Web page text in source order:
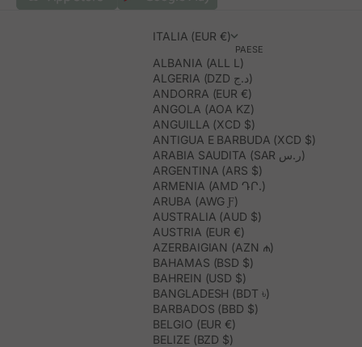
ITALIA (EUR €)
PAESE
ALBANIA (ALL L)
ALGERIA (DZD د.ج)
ANDORRA (EUR €)
ANGOLA (AOA KZ)
ANGUILLA (XCD $)
ANTIGUA E BARBUDA (XCD $)
ARABIA SAUDITA (SAR ر.س)
ARGENTINA (ARS $)
ARMENIA (AMD ԴՐ.)
ARUBA (AWG Ƒ)
AUSTRALIA (AUD $)
AUSTRIA (EUR €)
AZERBAIGIAN (AZN ₼)
BAHAMAS (BSD $)
BAHREIN (USD $)
BANGLADESH (BDT ৳)
BARBADOS (BBD $)
BELGIO (EUR €)
BELIZE (BZD $)